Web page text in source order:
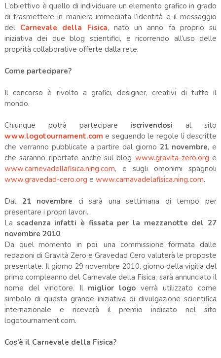
L’obiettivo è quello di individuare un elemento grafico in grado
di trasmettere in maniera immediata l’identità e il messaggio
del Carnevale della Fisica, nato un anno fa proprio su
iniziativa dei due blog scientifici, e ricorrendo all’uso delle
proprità collaborative offerte dalla rete.
Come partecipare?
Il concorso è rivolto a grafici, designer, creativi di tutto il
mondo.
Chiunque potrà partecipare iscrivendosi al sito
www.logotournament.com e seguendo le regole lì descritte
che verranno pubblicate a partire dal giorno 21 novembre, e
che saranno riportate anche sul blog www.gravita-zero.org e
www.carnevadellafisica.ning.com, e sugli omonimi spagnoli
www.gravedad-cero.org e www.carnavadelafisica.ning.com.
Dal21 novembre ci sarà una settimana di tempo per
presentare i propri lavori.
La scadenza infatti è fissata per la mezzanotte del 27
novembre 2010.
Da quel momento in poi, una commissione formata dalle
redazioni di Gravità Zero e Gravedad Cero valuterà le proposte
presentate. Il giorno 29 novembre 2010, giorno della vigilia del
primo compleanno del Carnevale della Fisica, sarà annunciato il
nome del vincitore. Ilmiglior logo verrà utilizzato come
simbolo di questa grande iniziativa di divulgazione scientifica
internazionale e riceverà il premio indicato nel sito
logotournament.com.
Cos’è il Carnevale della Fisica?